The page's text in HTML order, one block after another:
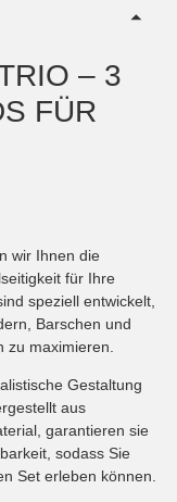
– 3
FÜR
wir Ihnen die
für Ihre
speziell entwickelt,
Barschen und
maximieren.
Gestaltung
aus
garantieren sie
sodass Sie
Set erleben können.